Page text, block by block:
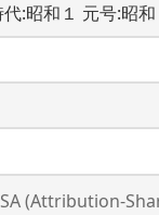
:昭和１ 元号:昭
SA (Attribution-